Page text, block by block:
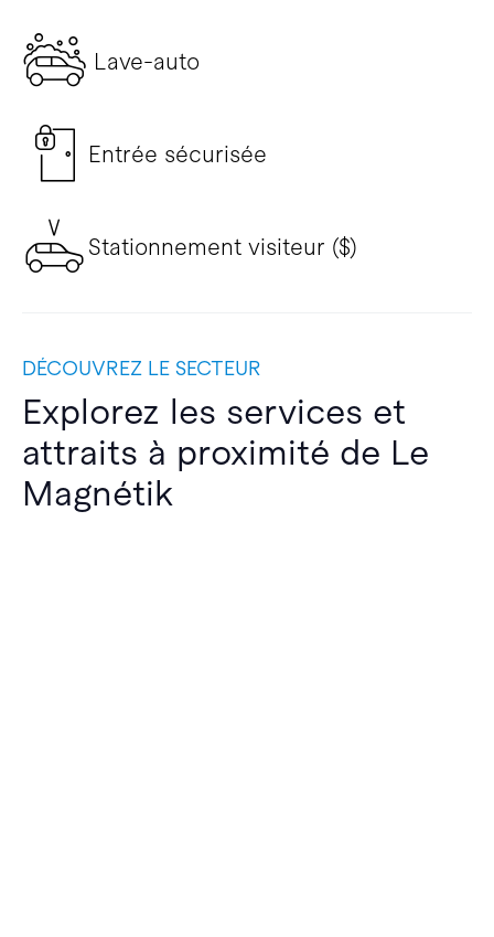
Lave-auto
Entrée sécurisée
Stationnement visiteur ($)
DÉCOUVREZ LE SECTEUR
Explorez les services et
attraits à proximité de Le
Magnétik